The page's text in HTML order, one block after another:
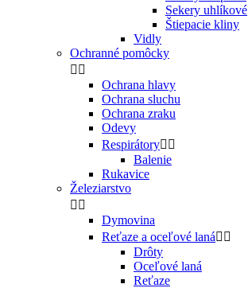
Sekery uhlíkové
Štiepacie kliny
Vidly
Ochranné pomôcky
 
Ochrana hlavy
Ochrana sluchu
Ochrana zraku
Odevy
Respirátory 
Balenie
Rukavice
Železiarstvo
 
Dymovina
Reťaze a oceľové laná 
Drôty
Oceľové laná
Reťaze